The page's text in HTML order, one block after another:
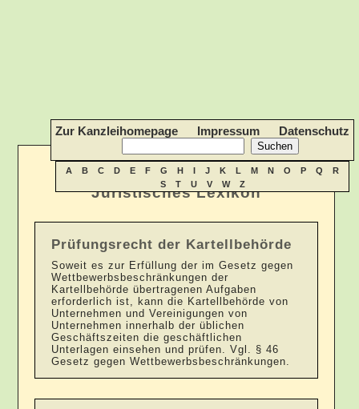
Juristisches Lexikon
Zur Kanzleihomepage Impressum Datenschutz
A B C D E F G H I J K L M N O P Q
R
S
T U V W Z
Prüfungsrecht der Kartellbehörde
Soweit es zur Erfüllung der im Gesetz gegen
Wettbewerbsbeschränkungen der
Kartellbehörde übertragenen Aufgaben
erforderlich ist, kann die Kartellbehörde von
Unternehmen und Vereinigungen von
Unternehmen innerhalb der üblichen
Geschäftszeiten die geschäftlichen
Unterlagen einsehen und prüfen. Vgl. § 46
Gesetz gegen Wettbewerbsbeschränkungen.